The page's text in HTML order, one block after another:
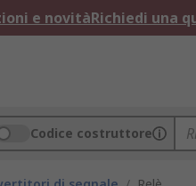
e novitàRichiedi una
Codice costruttore